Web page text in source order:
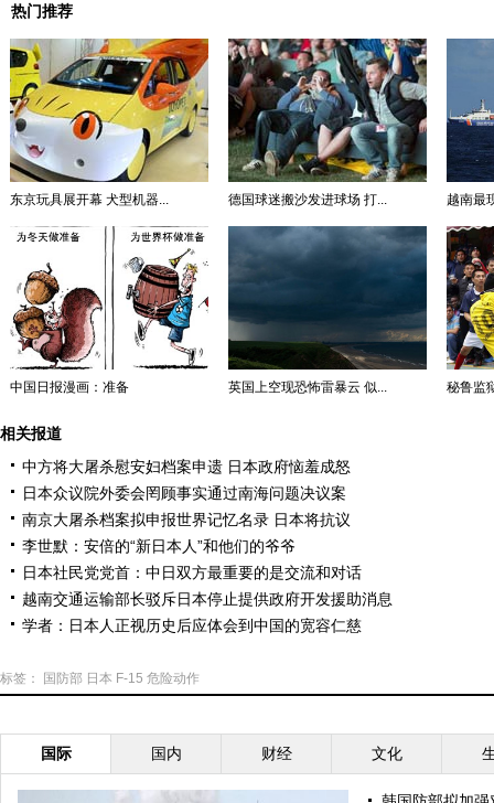
热门推荐
东京玩具展开幕 犬型机器... 德国球迷搬沙发进球场 打... 越南最
中国日报漫画：准备 英国上空现恐怖雷暴云 似... 秘鲁监
相关报道
中方将大屠杀慰安妇档案申遗 日本政府恼羞成怒
日本众议院外委会罔顾事实通过南海问题决议案
南京大屠杀档案拟申报世界记忆名录 日本将抗议
李世默：安倍的“新日本人”和他们的爷爷
日本社民党党首：中日双方最重要的是交流和对话
越南交通运输部长驳斥日本停止提供政府开发援助消息
学者：日本人正视历史后应体会到中国的宽容仁慈
标签： 国防部 日本 F-15 危险动作
国际 国内 财经 文化